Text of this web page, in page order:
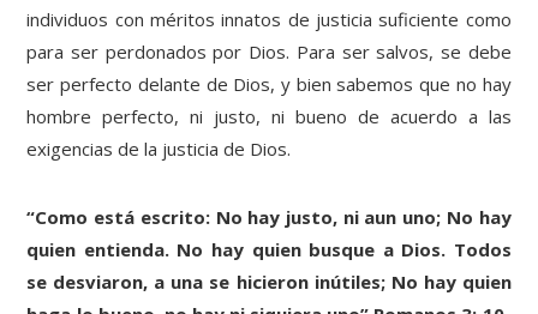
individuos con méritos innatos de justicia suficiente como
para ser perdonados por Dios. Para ser salvos, se debe
ser perfecto delante de Dios, y bien sabemos que no hay
hombre perfecto, ni justo, ni bueno de acuerdo a las
exigencias de la justicia de Dios.
“Como está escrito: No hay justo, ni aun uno; No hay
quien entienda. No hay quien busque a Dios. Todos
se desviaron, a una se hicieron inútiles; No hay quien